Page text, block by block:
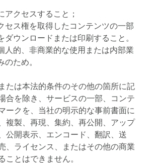
アクセスすること；
セス権を取得したコンテンツの一部
ダウンロードまたは印刷すること。
人的、非商業的な使用または内部業
のため。
たは本法的条件のその他の箇所に記
合を除き、サービスの一部、コンテ
ークを、当社の明示的な事前書面に
複製、再現、集約、再公開、アップ
公開表示、エンコード、翻訳、送
、ライセンス、またはその他の商業
ことはできません。